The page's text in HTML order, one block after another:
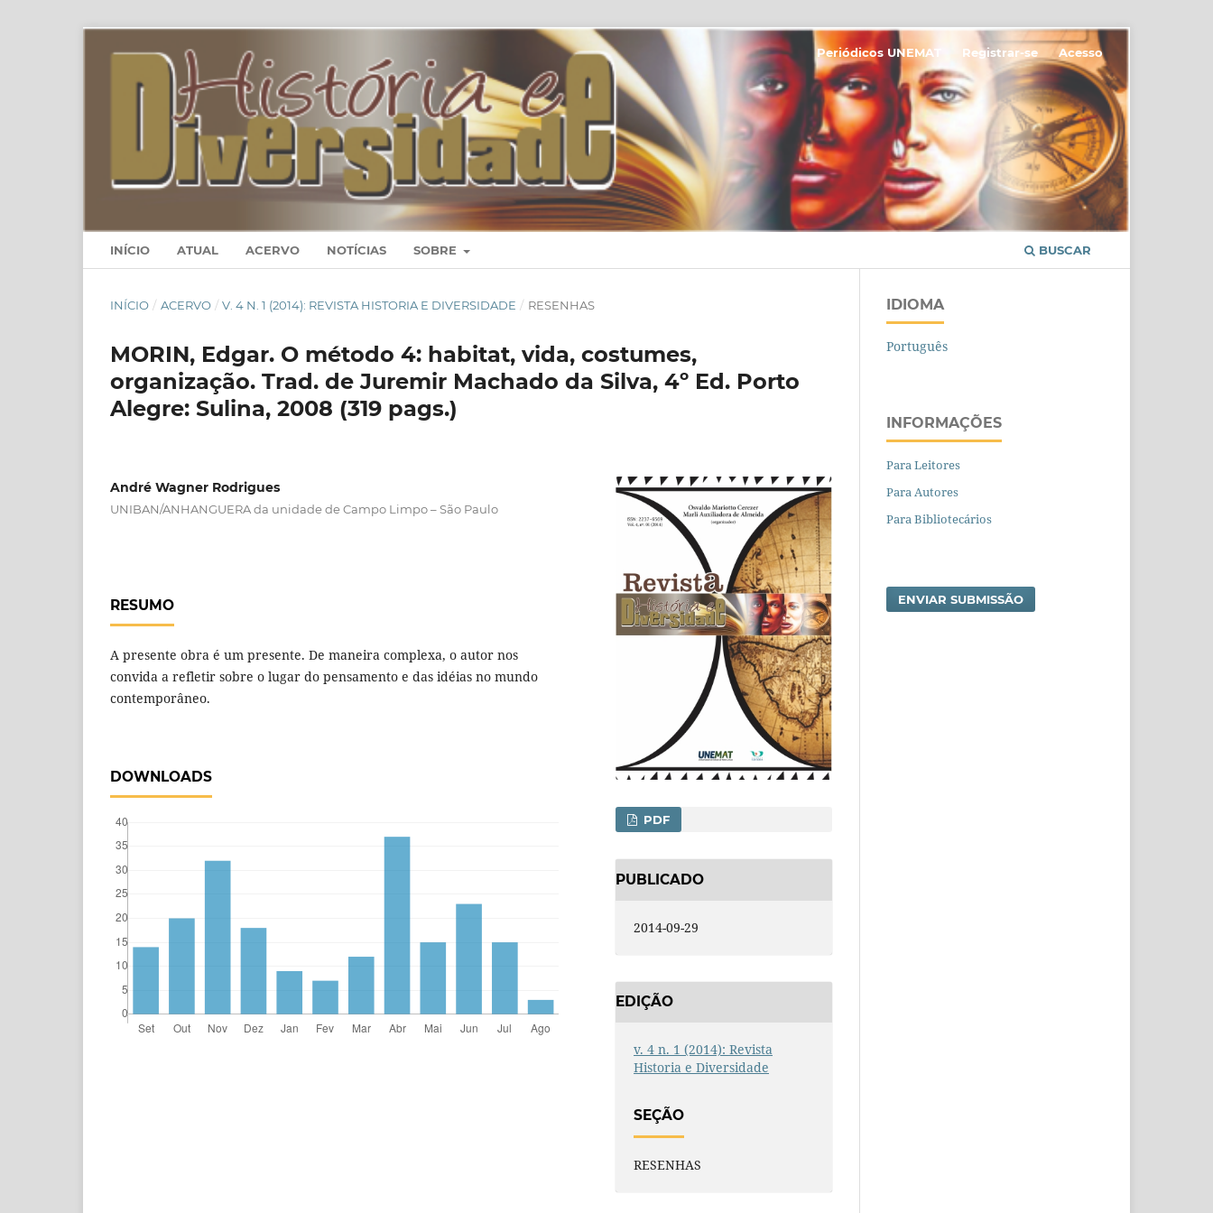
INÍCIO ATUAL ACERVO NOTÍCIAS SOBRE BUSCAR
Periódicos UNEMAT Registrar-se Acesso
INÍCIO / ACERVO / V. 4 N. 1 (2014): REVISTA HISTORIA E DIVERSIDADE / RESENHAS
MORIN, Edgar. O método 4: habitat, vida, costumes,
organização. Trad. de Juremir Machado da Silva, 4º Ed. Porto
Alegre: Sulina, 2008 (319 pags.)
André Wagner Rodrigues
UNIBAN/ANHANGUERA da unidade de Campo Limpo – São Paulo
RESUMO
A presente obra é um presente. De maneira complexa, o autor nos
convida a refletir sobre o lugar do pensamento e das idéias no mundo
contemporâneo.
DOWNLOADS
PDF
PUBLICADO
2014-09-29
EDIÇÃO
v. 4 n. 1 (2014): Revista
Historia e Diversidade
SEÇÃO
RESENHAS
IDIOMA
Português
INFORMAÇÕES
Para Leitores
Para Autores
Para Bibliotecários
ENVIAR SUBMISSÃO